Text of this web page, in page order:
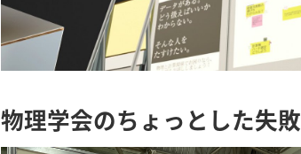
物理学会のちょっとした失敗